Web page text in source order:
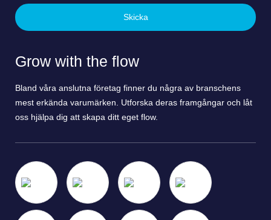
Skicka
Grow with the flow
Bland våra anslutna företag finner du några av branschens
mest erkända varumärken. Utforska deras framgångar och låt
oss hjälpa dig att skapa ditt eget flow.